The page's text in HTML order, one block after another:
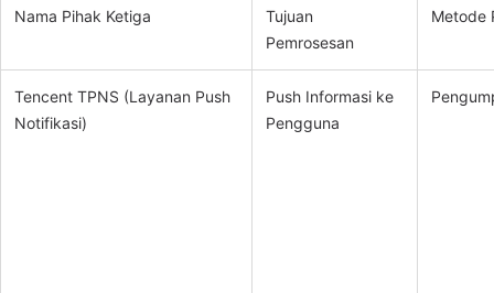
Nama Pihak Ketiga
Tujuan
Pemrosesan
Metode
Tencent TPNS (Layanan Push
Notifikasi)
Push Informasi ke
Pengguna